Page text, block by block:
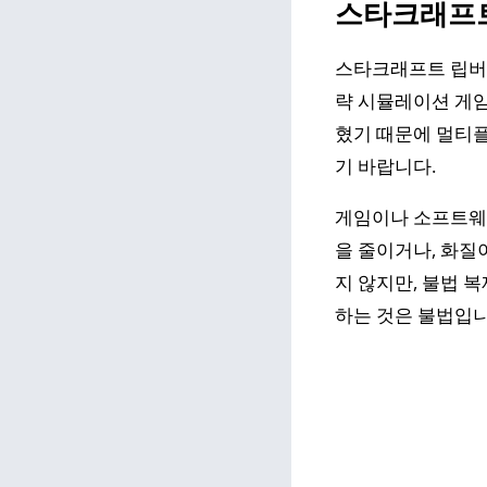
스타크래프
스타크래프트 립
략 시뮬레이션 게
혔기 때문에 멀티
기 바랍니다.
게임이나 소프트
을 줄이거나, 화질
지 않지만, 불법
하는 것은 불법입